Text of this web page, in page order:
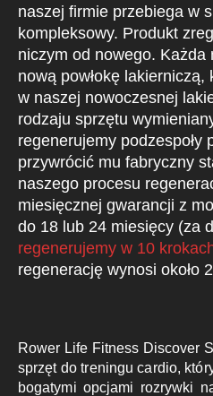
naszej firmie przebiega w
kompleksowy. Produkt
niczym od nowego. Każda
nową powłokę
w naszej nowoczesnej
rodzaju sprzętu
regenerujemy podzespoły
przywrócić mu fabryczny
naszego procesu
miesięcznej gwarancji z
do 18 lub 24 miesięcy (za
regenerujemy w 10
regenerację wynosi około
Rower Life Fitness Discover
sprzęt do treningu cardio,
bogatymi opcjami rozrywki